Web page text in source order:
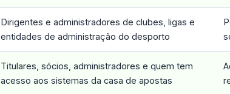
Dirigentes e administradores de clubes, ligas e
entidades de administração do desporto
Titulares, sócios, administradores e quem tem
acesso aos sistemas da casa de apostas